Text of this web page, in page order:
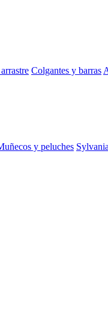
Colgantes y barras
y peluches